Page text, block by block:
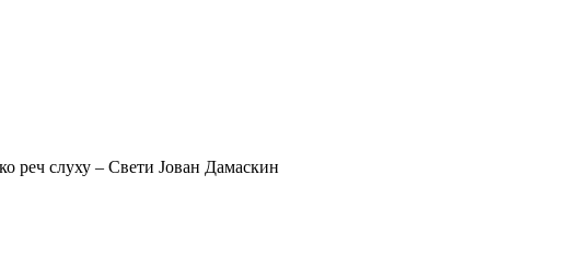
реч слуху – Свети Јован Дамаскин